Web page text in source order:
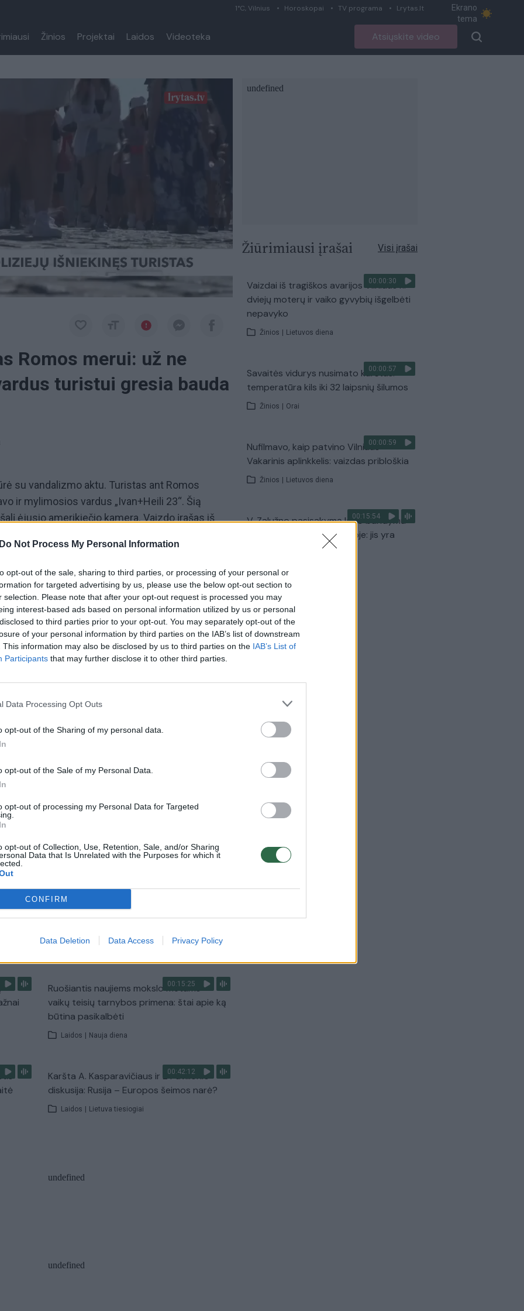
Do Not Process My Personal Information
opt-out of the sale, sharing to third parties, or processing of your personal or
for targeted advertising by us, please use the below opt-out section to
selection. Please note that after your opt-out request is processed you may
interest-based ads based on personal information utilized by us or personal
to third parties prior to your opt-out. You may separately opt-out of the
of your personal information by third parties on the IAB’s list of downstream
This information may also be disclosed by us to third parties on the IAB’s List of
Participants that may further disclose it to other third parties.
Data Processing Opt Outs
opt-out of the Sharing of my personal data.
opt-out of the Sale of my Personal Data.
opt-out of processing my Personal Data for Targeted
opt-out of Collection, Use, Retention, Sale, and/or Sharing
Data that Is Unrelated with the Purposes for which it
CONFIRM
Data Deletion Data Access Privacy Policy
1°C, Vilnius Horoskopai TV programa Lrytas.lt
Ekrano
tema
Žinios Projektai Laidos Videoteka Atsiųskite video
Romos merui: už ne
turistui gresia bauda
su vandalizmo aktu. Turistas ant Romos
ir mylimosios vardus „Ivan+Heili 23“. Šią
ėjusio amerikiečio kamera. Vaizdo įrašas iš
operacija. Skelbiama, kad porelę susekė
teritorijos. Paaiškėjo, kad Koliziejų išniekino
Karalystės Bristolio mieste lengvojo
Dimitrovas.
turistai Italija Reporteris
–
kasdienybė – priekabiavimas, patyčios ir
Žinios Lietuvos diena
Aukštaitijos pučiamųjų orkestras
Nyderlanduose apgynė čempionų vardą
Visi įrašai
00:15:25
Ruošiantis naujiems mokslo metams –
vaikų teisių tarnybos primena: štai apie ką
būtina pasikalbėti
Laidos | Nauja diena
00:42:12
Karšta A. Kasparavičiaus ir Ž Pavilionio
diskusija: Rusija – Europos šeimos narė?
Laidos | Lietuva tiesiogiai
Žiūrimiausi įrašai Visi įrašai
00:00:30
Vaizdai iš tragiškos avarijos Vilniaus r.:
dviejų moterų ir vaiko gyvybių išgelbėti
nepavyko
Žinios Lietuvos diena
00:00:57
Savaitės vidurys nusimato karštas:
temperatūra kils iki 32 laipsnių šilumos
Žinios Orai
00:00:59
Nufilmavo, kaip patvino Vilniaus
Vakarinis aplinkkelis: vaizdas pribloškia
Žinios Lietuvos diena
00:15:54
V. Zalužno pasisakymą laiko bandymu
įsitvirtinti Ukrainos politikoje: jis yra
Laidos